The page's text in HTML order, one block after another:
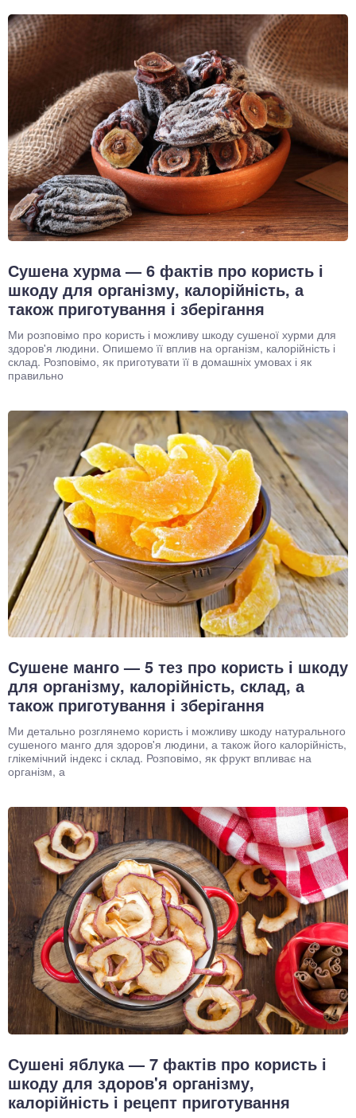
Сушена хурма — 6 фактів про користь і
шкоду для організму, калорійність, а
також приготування і зберігання
Ми розповімо про користь і можливу шкоду сушеної хурми для
здоров'я людини. Опишемо її вплив на організм, калорійність і
склад. Розповімо, як приготувати її в домашніх умовах і як
правильно
Сушене манго — 5 тез про користь і шкоду
для організму, калорійність, склад, а
також приготування і зберігання
Ми детально розглянемо користь і можливу шкоду натурального
сушеного манго для здоров'я людини, а також його калорійність,
глікемічний індекс і склад. Розповімо, як фрукт впливає на
організм, а
Сушені яблука — 7 фактів про користь і
шкоду для здоров'я організму,
калорійність і рецепт приготування